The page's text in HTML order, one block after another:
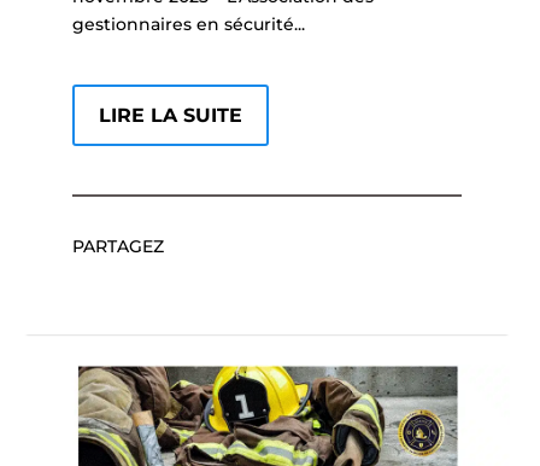
gestionnaires en sécurité...
LIRE LA SUITE
PARTAGEZ